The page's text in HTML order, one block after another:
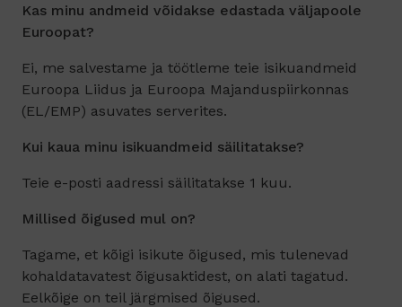
Kas minu andmeid võidakse edastada väljapoole
Euroopat?
Ei, me salvestame ja töötleme teie isikuandmeid
Euroopa Liidus ja Euroopa Majanduspiirkonnas
(EL/EMP) asuvates serverites.
Kui kaua minu isikuandmeid säilitatakse?
Teie e-posti aadressi säilitatakse 1 kuu.
Millised õigused mul on?
Tagame, et kõigi isikute õigused, mis tulenevad
kohaldatavatest õigusaktidest, on alati tagatud.
Eelkõige on teil järgmised õigused.